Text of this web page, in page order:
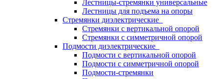
Лестницы-стремянки универсальные
Лестницы для подъема на опоры
Стремянки диэлектрические
Стремянки с вертикальной опорой
Стремянки с симметричной опорой
Подмости диэлектрические
Подмости с вертикальной опорой
Подмости с симметричной опорой
Подмости-стремянки